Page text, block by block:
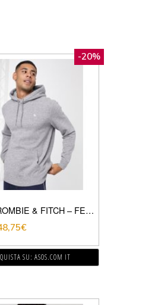
-20%
ABERCROMBIE & FITCH – FELPA CON CAPPUCCIO E LOGO ICONICO GRIGIO MÉLANGE
€
SU: ASOS.COM IT